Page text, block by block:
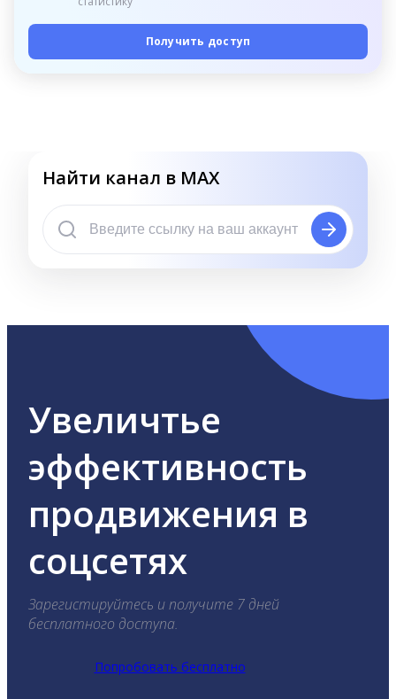
Получить доступ
Найти канал в MAX
Увеличтье
эффективность
продвижения в
соцсетях
Зарегистируйтесь и получите 7 дней
бесплатного доступа.
Попробовать бесплатно